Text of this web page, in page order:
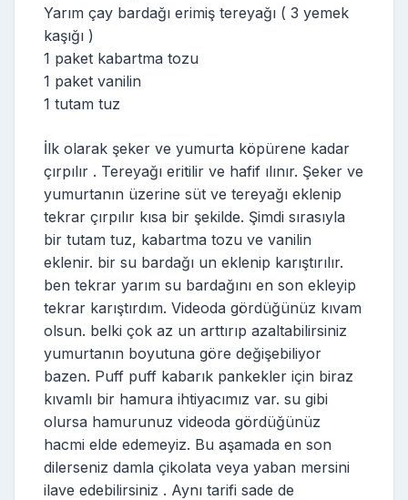
Yarım çay bardağı erimiş tereyağı ( 3 yemek
kaşığı )
1 paket kabartma tozu
1 paket vanilin
1 tutam tuz
İlk olarak şeker ve yumurta köpürene kadar
çırpılır . Tereyağı eritilir ve hafif ılınır. Şeker ve
yumurtanın üzerine süt ve tereyağı eklenip
tekrar çırpılır kısa bir şekilde. Şimdi sırasıyla
bir tutam tuz, kabartma tozu ve vanilin
eklenir. bir su bardağı un eklenip karıştırılır.
ben tekrar yarım su bardağını en son ekleyip
tekrar karıştırdım. Videoda gördüğünüz kıvam
olsun. belki çok az un arttırıp azaltabilirsiniz
yumurtanın boyutuna göre değişebiliyor
bazen. Puff puff kabarık pankekler için biraz
kıvamlı bir hamura ihtiyacımız var. su gibi
olursa hamurunuz videoda gördüğünüz
hacmi elde edemeyiz. Bu aşamada en son
dilerseniz damla çikolata veya yaban mersini
ilave edebilirsiniz . Aynı tarifi sade de